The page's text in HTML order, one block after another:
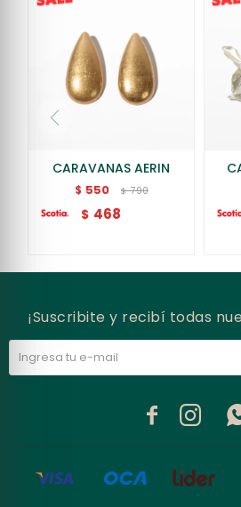
CARAVANAS AERIN
$ 550 $ 790
$ 468
¡Suscribite y recibí todas
 